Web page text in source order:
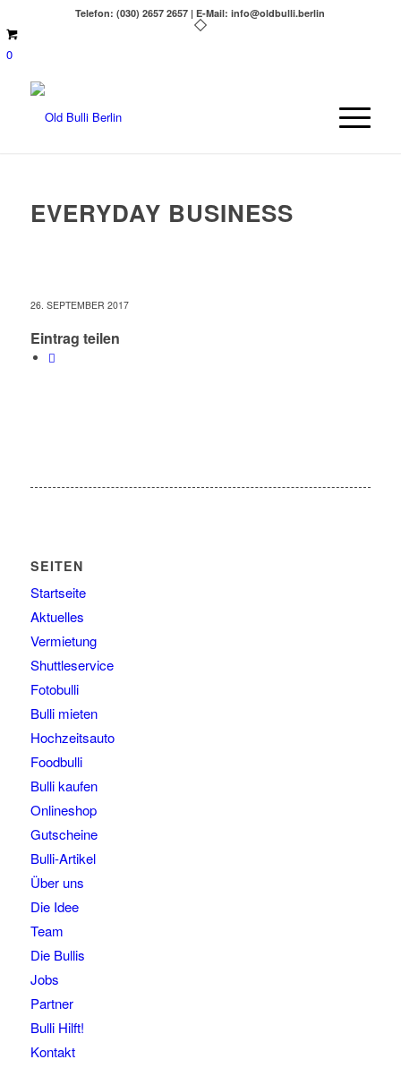
Telefon: (030) 2657 2657 | E-Mail: info@oldbulli.berlin
0
EVERYDAY BUSINESS
26. SEPTEMBER 2017
Eintrag teilen
SEITEN
Startseite
Aktuelles
Vermietung
Shuttleservice
Fotobulli
Bulli mieten
Hochzeitsauto
Foodbulli
Bulli kaufen
Onlineshop
Gutscheine
Bulli-Artikel
Über uns
Die Idee
Team
Die Bullis
Jobs
Partner
Bulli Hilft!
Kontakt